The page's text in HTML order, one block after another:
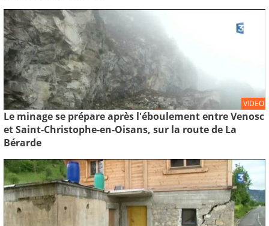
VIDEO
Le minage se prépare après l'éboulement entre Venosc
et Saint-Christophe-en-Oisans, sur la route de La
Bérarde